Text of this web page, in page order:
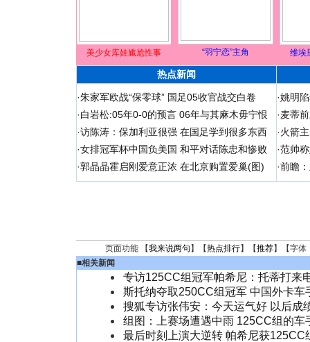
美少女库娃尴尬性事 “羽宁恋”主角 维埃
热点新闻
·朱家军欧战“保零球” 国足05收官战交白卷
·白岩松:05年0-0的预言 06年与其麻木毋宁恨
·访陈涛：保加利亚很强 在国足学到很多东西
·女排冠军杯中国负美国 和平对话陈忠和惨败
·郭晶晶霍启刚爱意正浓 在北京购置爱巢(图)
·姚明
·麦蒂
·火箭
·范帅
·前瞻
页面功能 【我来说两句 】【热点排行】【推荐】【字体
■相关新闻
专访125CC组冠军帕希尼：托蒂打来
斯托纳夺取250CC组冠军 中国外卡车
搜狐专访张伟安：今天运气好 以后成
组图：上赛场遭遇中雨 125CC组的车
最后时刻上演大逆转 帕希尼获125CC